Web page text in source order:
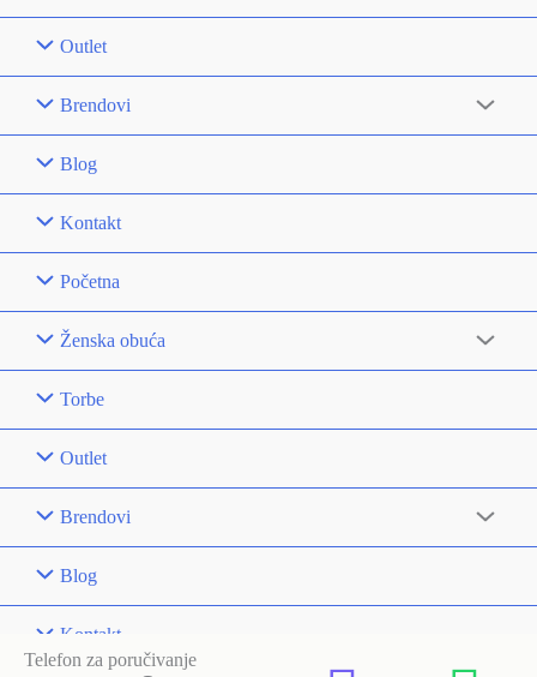
Outlet
Brendovi
Blog
Kontakt
Početna
Ženska obuća
Torbe
Outlet
Brendovi
Blog
Kontakt
Telefon za poručivanje